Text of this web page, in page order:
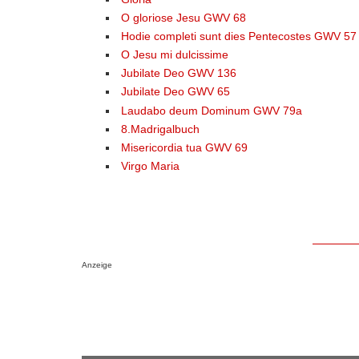
O gloriose Jesu GWV 68
Hodie completi sunt dies Pentecostes GWV 57
O Jesu mi dulcissime
Jubilate Deo GWV 136
Jubilate Deo GWV 65
Laudabo deum Dominum GWV 79a
8.Madrigalbuch
Misericordia tua GWV 69
Virgo Maria
Anzeige